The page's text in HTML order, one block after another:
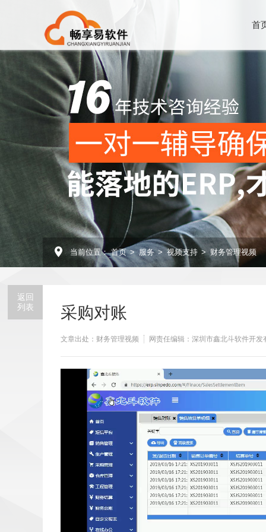
首
当前位置： 首页 > 服务 > 视频支持 > 财务管理视频
返回
列表
采购对账
文章出处：财务管理视频 网责任编辑：深圳市鑫北斗软件开发